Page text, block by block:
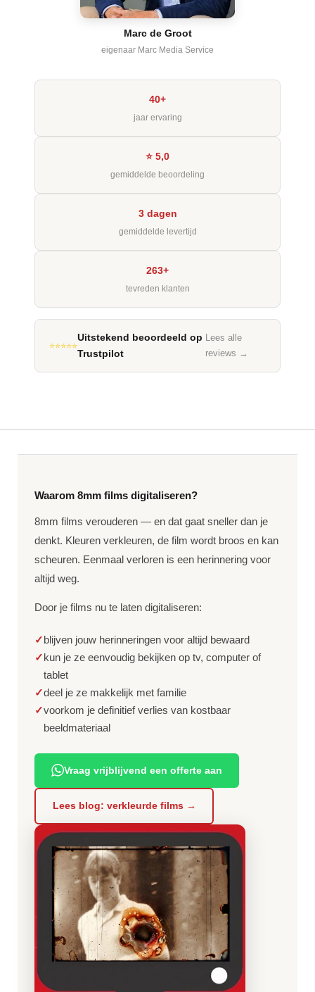
Marc de Groot
eigenaar Marc Media Service
40+
jaar ervaring
⭐ 5,0
gemiddelde beoordeling
3 dagen
gemiddelde levertijd
263+
tevreden klanten
⭐⭐⭐⭐⭐
Uitstekend beoordeeld op
Trustpilot
Lees alle
reviews →
Waarom 8mm films digitaliseren?
8mm films verouderen — en dat gaat sneller dan je
denkt. Kleuren verkleuren, de film wordt broos en kan
scheuren. Eenmaal verloren is een herinnering voor
altijd weg.
Door je films nu te laten digitaliseren:
✓blijven jouw herinneringen voor altijd bewaard
✓kun je ze eenvoudig bekijken op tv, computer of
tablet
✓deel je ze makkelijk met familie
✓voorkom je definitief verlies van kostbaar
beeldmateriaal
Vraag vrijblijvend een offerte aan
Lees blog: verkleurde films →